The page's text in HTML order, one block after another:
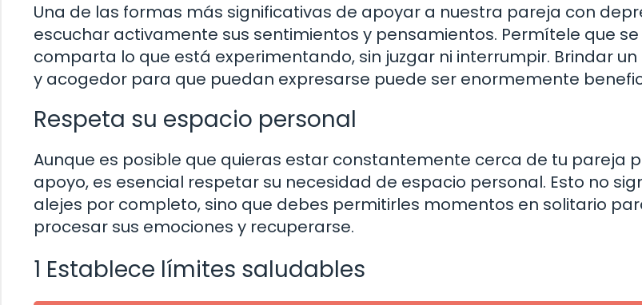
Una de las formas más significativas de apoyar a nuestra pareja con
escuchar activamente sus sentimientos y pensamientos. Permítele que
comparta lo que está experimentando, sin juzgar ni interrumpir. Brindar
y acogedor para que puedan expresarse puede ser enormemente
Respeta su espacio personal
Aunque es posible que quieras estar constantemente cerca de tu pareja
apoyo, es esencial respetar su necesidad de espacio personal. Esto no
alejes por completo, sino que debes permitirles momentos en solitario
procesar sus emociones y recuperarse.
1 Establece límites saludables